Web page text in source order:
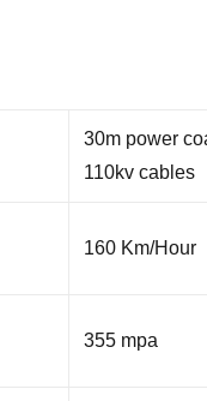
30m power
110kv cables
160 Km/Hour
355 mpa